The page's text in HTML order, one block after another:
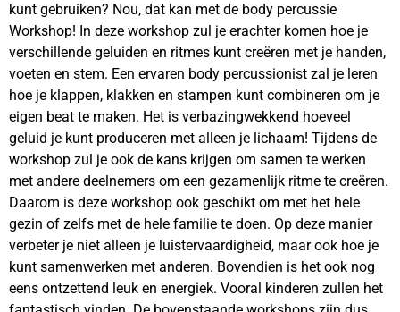
kunt gebruiken? Nou, dat kan met de body percussie
Workshop! In deze workshop zul je erachter komen hoe je
verschillende geluiden en ritmes kunt creëren met je handen,
voeten en stem. Een ervaren body percussionist zal je leren
hoe je klappen, klakken en stampen kunt combineren om je
eigen beat te maken. Het is verbazingwekkend hoeveel
geluid je kunt produceren met alleen je lichaam! Tijdens de
workshop zul je ook de kans krijgen om samen te werken
met andere deelnemers om een gezamenlijk ritme te creëren.
Daarom is deze workshop ook geschikt om met het hele
gezin of zelfs met de hele familie te doen. Op deze manier
verbeter je niet alleen je luistervaardigheid, maar ook hoe je
kunt samenwerken met anderen. Bovendien is het ook nog
eens ontzettend leuk en energiek. Vooral kinderen zullen het